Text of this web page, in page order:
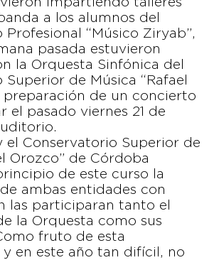
impartiendo talleres
a los alumnos del
Profesional “Músico Ziryab”,
pasada estuvieron
la Orquesta Sinfónica del
de Música “Rafael
preparación de un concierto
el pasado viernes 21 de
el Conservatorio Superior de
Orozco” de Córdoba
de este curso la
ambas entidades con
las participaran tanto el
la Orquesta como sus
fruto de esta
en este año tan difícil, no